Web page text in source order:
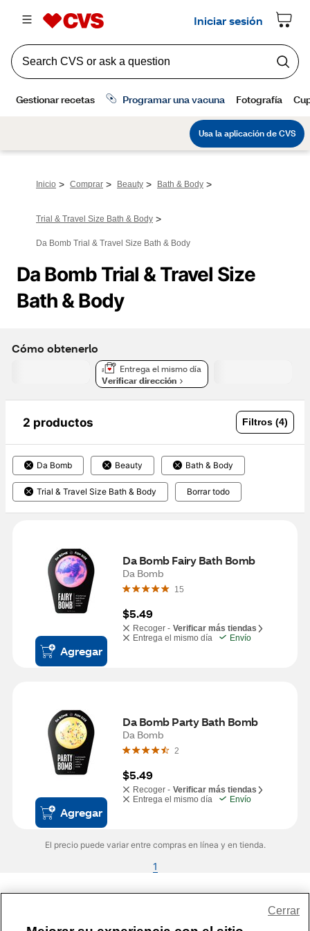
Inicio > Comprar > Beauty > Bath & Body >
Trial & Travel Size Bath & Body >
Da Bomb Trial & Travel Size Bath & Body
Da Bomb Trial & Travel Size
Bath & Body
Cómo obtenerlo
Entrega el mismo día
Verificar dirección
2 productos Filtros (4)
Da Bomb Beauty Bath & Body
Trial & Travel Size Bath & Body Borrar todo
Agregar
Da Bomb Fairy Bath Bomb
Da Bomb
15
$5.49
Recoger - Verificar más tiendas
Entrega el mismo día
Envío
Agregar
Da Bomb Party Bath Bomb
Da Bomb
2
$5.49
Recoger - Verificar más tiendas
Entrega el mismo día
Envío
El precio puede variar entre compras en línea y en tienda.
1
Cerrar